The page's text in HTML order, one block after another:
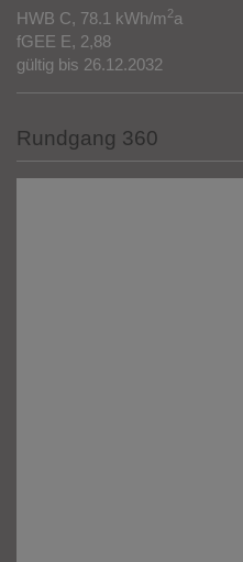
HWB C, 78.1 kWh/m
fGEE E, 2,88
gültig bis 26.12.2032
Rundgang 360